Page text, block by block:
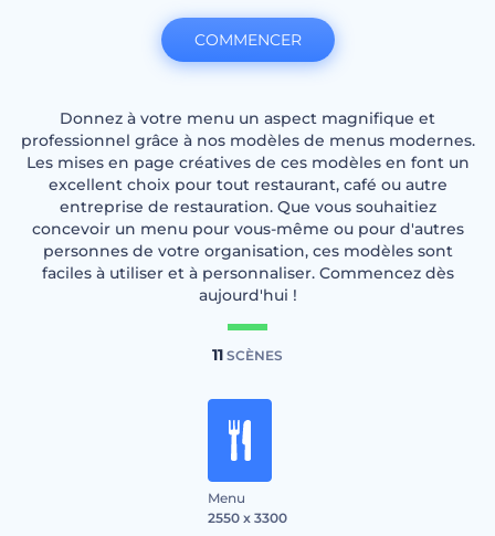
Donnez à votre menu un aspect magnifique et
professionnel grâce à nos modèles de menus modernes.
Les mises en page créatives de ces modèles en font un
excellent choix pour tout restaurant, café ou autre
entreprise de restauration. Que vous souhaitiez
concevoir un menu pour vous-même ou pour d'autres
personnes de votre organisation, ces modèles sont
faciles à utiliser et à personnaliser. Commencez dès
aujourd'hui !
11 SCÈNES
Menu
2550 x 3300
COMMENCER